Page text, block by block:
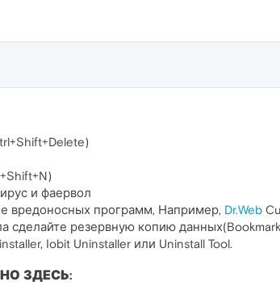
и фаервол
вредоносных программ, Например, Dr.Web
сделайте резервную копию
Iobit Uninstaller или Uninstall Tool.
ЗДЕСЬ: